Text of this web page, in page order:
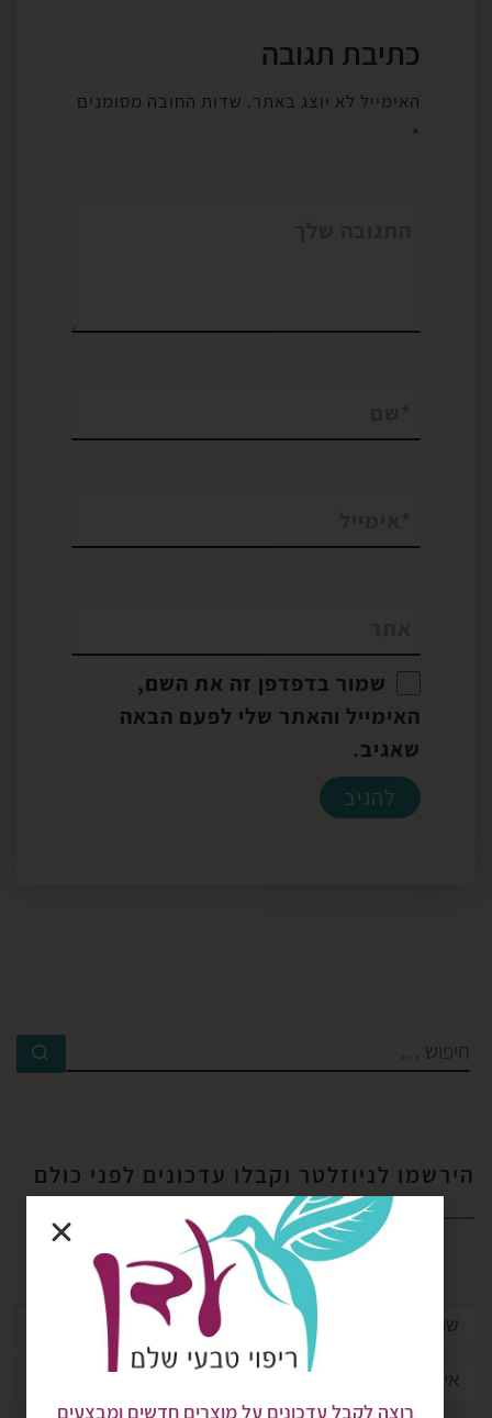
כתיבת תגובה
האימייל לא יוצג באתר. שדות החובה מסומנים
*
שמור בדפדפן זה את השם,
האימייל והאתר שלי לפעם הבאה
שאגיב.
הירשמו לניוזלטר וקבלו עדכונים לפני כולם​
רוצה לקבל עדכונים על מוצרים חדשים ומבצעים